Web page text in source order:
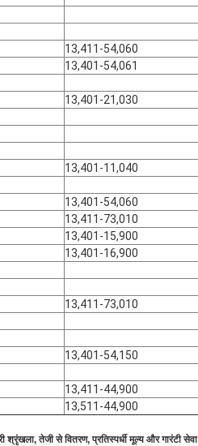
13,411-54,060
13,401-54,061
13,401-21,030
13,401-11,040
13,401-54,060
13,411-73,010
13,401-15,900
13,401-16,900
13,411-73,010
13,401-54,150
13,411-44,900
13,511-44,900
श्रृंखला, तेजी से वितरण, प्रतिस्पर्धी मूल्य और गारंटी